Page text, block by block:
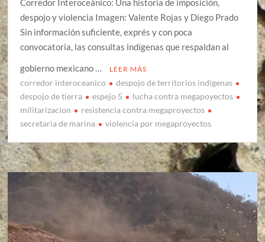
Corredor Interoceánico: Una historia de imposición,
despojo y violencia Imagen: Valente Rojas y Diego Prado
Sin información suficiente, exprés y con poca
convocatoria, las consultas indígenas que respaldan al
gobierno mexicano …
LEER MÁS
corredor interoceanico
despojo de territorios indigenas
despojo de tierra
espejo 5
lucha contra megapoyectos
militarizacion
resistencia contra megaproyectos
secretaria de marina
violencia por megaproyectos